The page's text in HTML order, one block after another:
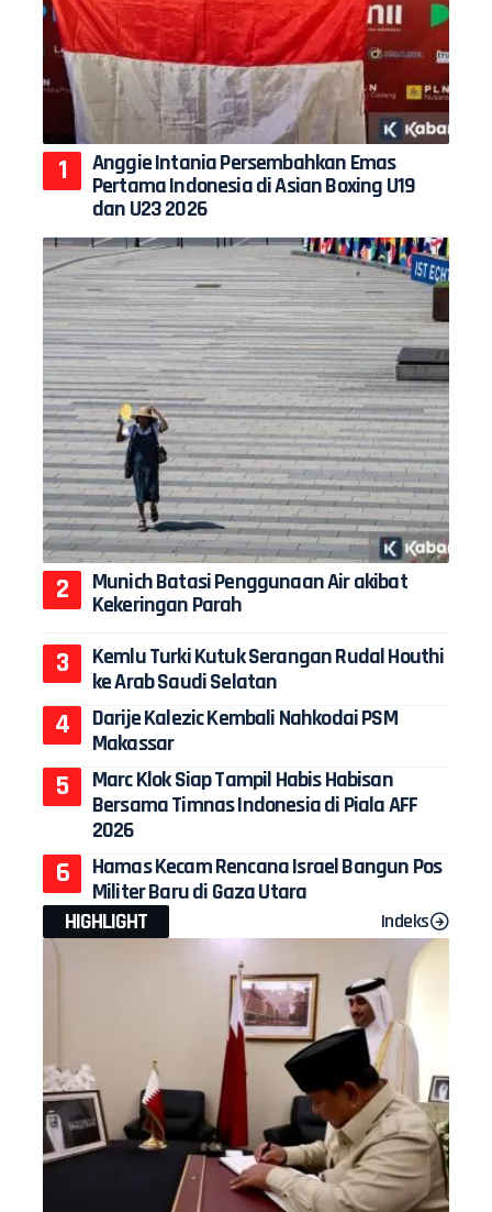
Anggie Intania Persembahkan Emas
Pertama Indonesia di Asian Boxing U19
dan U23 2026
Munich Batasi Penggunaan Air akibat
Kekeringan Parah
Kemlu Turki Kutuk Serangan Rudal Houthi
ke Arab Saudi Selatan
Darije Kalezic Kembali Nahkodai PSM
Makassar
Marc Klok Siap Tampil Habis Habisan
Bersama Timnas Indonesia di Piala AFF
2026
Hamas Kecam Rencana Israel Bangun Pos
Militer Baru di Gaza Utara
HIGHLIGHT
Indeks